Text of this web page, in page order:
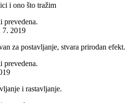
i ono što tražim
prevedena.
7. 2019
za postavljanje, stvara prirodan efekt.
prevedena.
i rastavljanje.